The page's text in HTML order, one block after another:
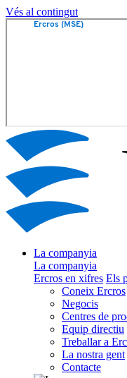
Vés al contingut
La companyia
La companyia
Ercros en xifres Els
Coneix Ercros
Negocis
Centres de
Equip directiu
Treballar a
La nostra gent
Contacte